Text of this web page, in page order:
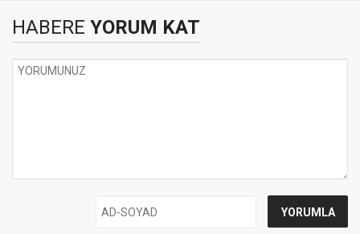
HABERE YORUM KAT